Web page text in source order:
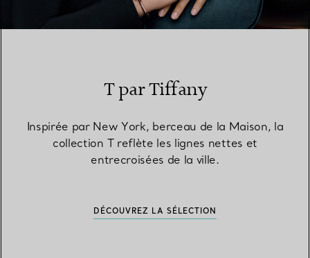
T par Tiffany
Inspirée par New York, berceau de la Maison, la
collection T reflète les lignes nettes et
entrecroisées de la ville.
DÉCOUVREZ LA SÉLECTION